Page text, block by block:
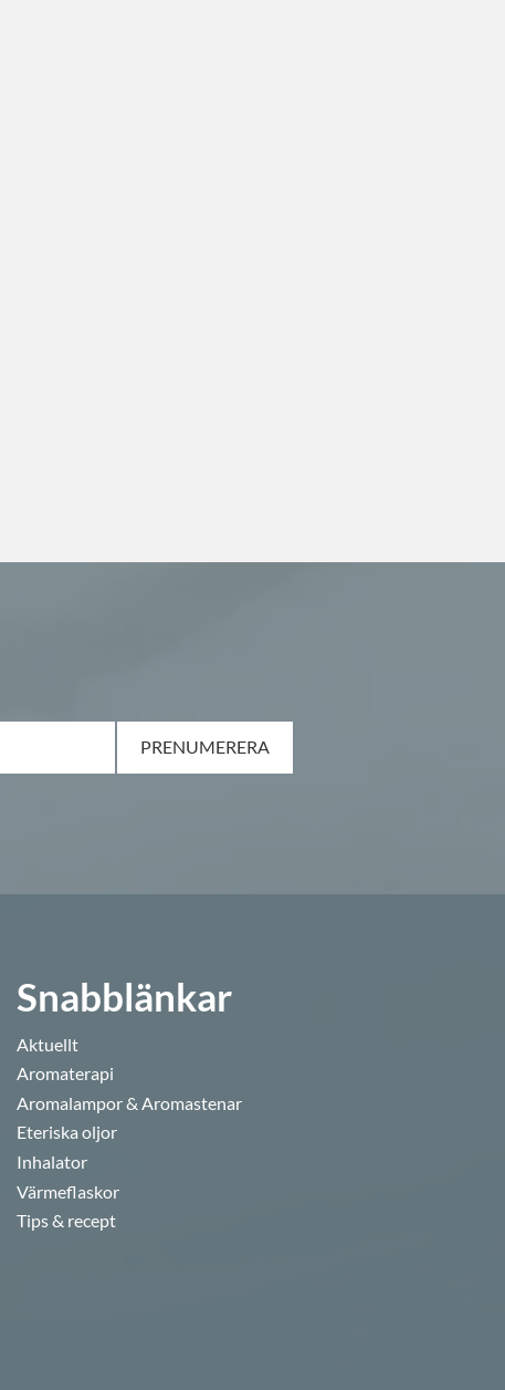
PRENUMERERA
Snabblänkar
Aktuellt
Aromaterapi
Aromalampor & Aromastenar
Eteriska oljor
Inhalator
Värmeflaskor
Tips & recept